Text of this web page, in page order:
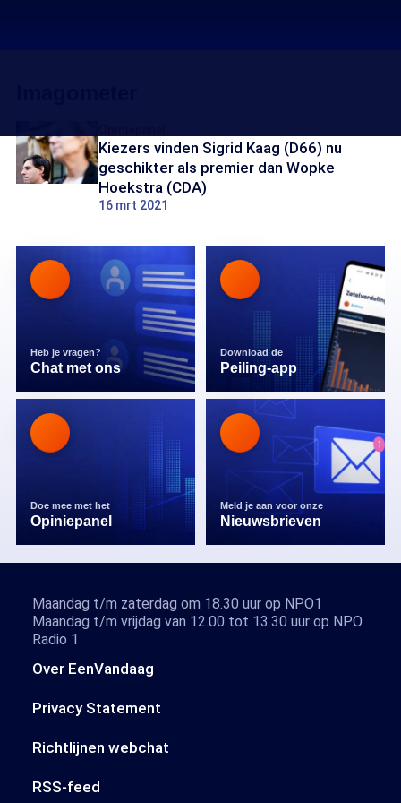
Kiezers vinden Sigrid Kaag (D66) nu
geschikter als premier dan Wopke
Hoekstra (CDA)
16 mrt 2021
Heb je vragen?
Chat met ons
Download de
Peiling-app
Doe mee met het
Opiniepanel
Meld je aan voor onze
Nieuwsbrieven
Over EenVandaag
Privacy Statement
Richtlijnen webchat
RSS-feed
Maandag t/m zaterdag om 18.30 uur op NPO1
Maandag t/m vrijdag van 12.00 tot 13.30 uur op NPO
Radio 1